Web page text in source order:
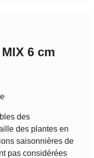
6 cm
des
des plantes en
saisonnières de
pas considérées